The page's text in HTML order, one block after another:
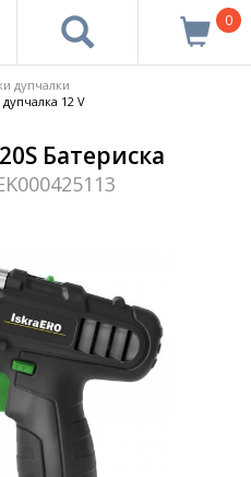
0
дупчалки
дупчалка 12 V
Батериска